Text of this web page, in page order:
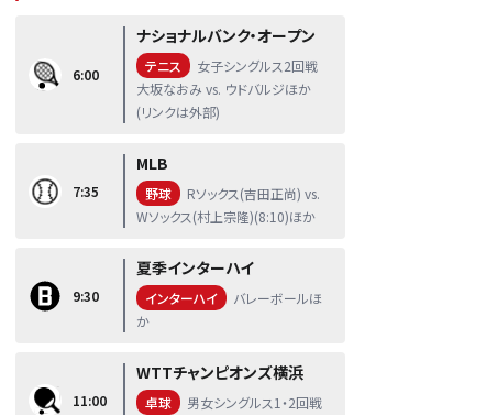
6:00
ナショナルバンク・オープン
テニス
女子シングルス2回戦
大坂なおみ vs. ウドバルジほか
(リンクは外部)
7:35
MLB
野球
Rソックス(吉田正尚) vs.
Wソックス(村上宗隆)(8:10)ほか
9:30
夏季インターハイ
インターハイ
バレーボールほ
か
11:00
WTTチャンピオンズ横浜
卓球
男女シングルス1・2回戦